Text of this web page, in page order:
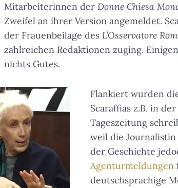
Mitarbeiterinnen der Donne Chiesa
Zweifel an ihrer Version angemeldet.
der Frauenbeilage des L’Osservatore
zahlreichen Redaktionen zuging.
nichts Gutes.
Flankiert wurden
Scaraffias z.B. in der
Tageszeitung
weil die
der Geschichte
Agenturmeldungen
deutschsprachige